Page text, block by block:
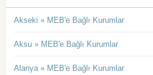
Akseki » MEB'e Bağlı Kurumlar
Aksu » MEB'e Bağlı Kurumlar
Alanya » MEB'e Bağlı Kurumlar